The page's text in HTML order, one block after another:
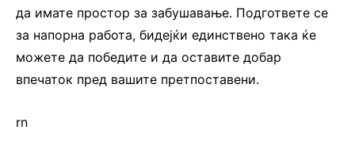
да имате простор за забушавање. Подгответе се
за напорна работа, бидејќи единствено така ќе
можете да победите и да оставите добар
впечаток пред вашите претпоставени.
rn